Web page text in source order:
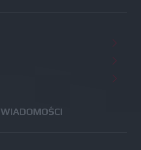
WIADOMOŚCI